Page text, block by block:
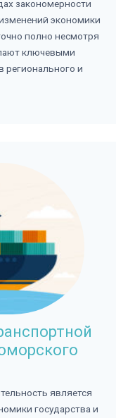
закономерности
экономики
полно несмотря
ключевыми
регионального и
является
государства и